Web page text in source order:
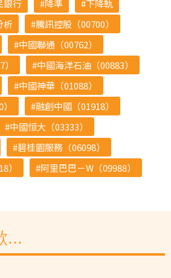
銀行 降準
下降軌
析
騰訊控股（00700）
中國聯通（00762）
中國海洋石油（00883）
中國神華（01088）
融創中國（01918）
中國恒大（03333）
碧桂園服務（06098）
）
阿里巴巴－W（09988）
...